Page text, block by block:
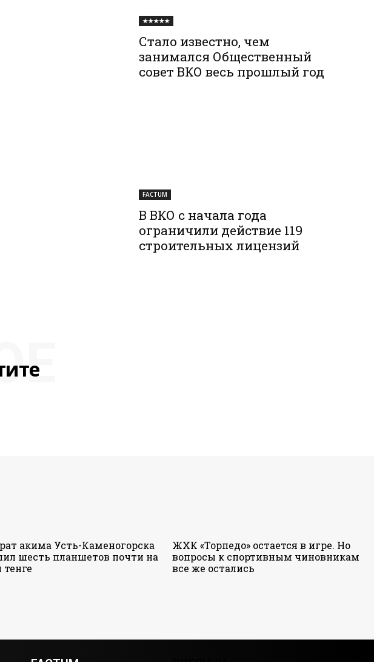
★★★★★
Стало известно, чем
занимался Общественный
совет ВКО весь прошлый год
FACTUM
В ВКО с начала года
ограничили действие 119
строительных лицензий
акима Усть-Каменогорска
шесть планшетов почти на
ЖХК «Торпедо» остается в игре. Но
вопросы к спортивным чиновникам
все же остались